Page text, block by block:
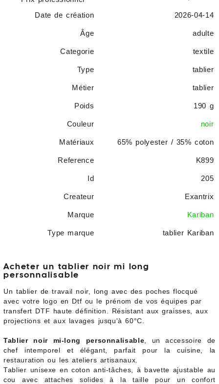
Date de création 2026-04-14
Âge adulte
Categorie textile
Type tablier
Métier tablier
Poids 190 g
Couleur noir
Matériaux 65% polyester / 35% coton
Reference K899
Id 205
Createur Exantrix
Marque Kariban
Type marque tablier Kariban
Acheter un tablier noir mi long
personnalisable
Un tablier de travail noir, long avec des poches flocqué
avec votre logo en Dtf ou le prénom de vos équipes par
transfert DTF haute définition. Résistant aux graisses, aux
projections et aux lavages jusqu'à 60°C.
Tablier noir mi-long personnalisable , un accessoire de
chef intemporel et élégant, parfait pour la cuisine, la
restauration ou les ateliers artisanaux.
Tablier unisexe en coton anti-tâches, à bavette ajustable au
cou avec attaches solides à la taille pour un confort